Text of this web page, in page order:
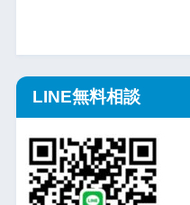
LINE無料相談